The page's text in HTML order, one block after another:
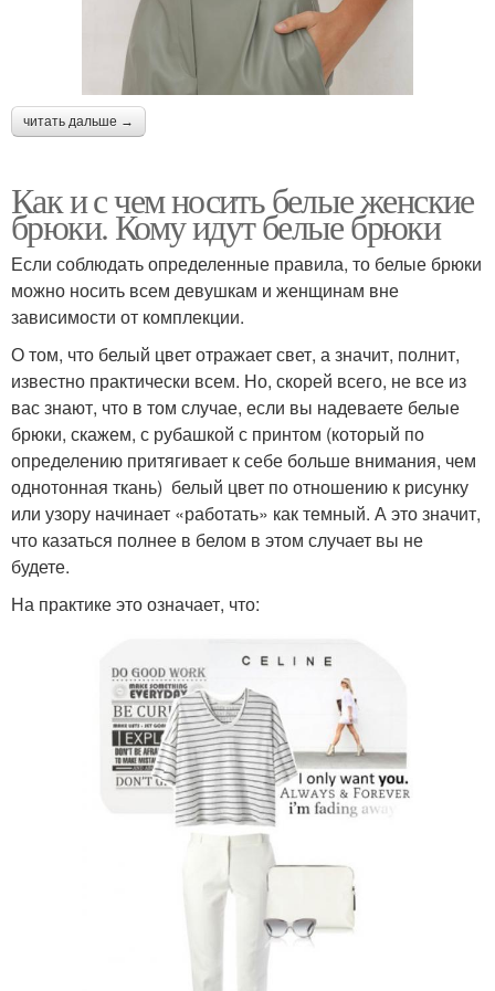
читать дальше →
Как и с чем носить белые женские
брюки. Кому идут белые брюки
Если соблюдать определенные правила, то белые брюки
можно носить всем девушкам и женщинам вне
зависимости от комплекции.
О том, что белый цвет отражает свет, а значит, полнит,
известно практически всем. Но, скорей всего, не все из
вас знают, что в том случае, если вы надеваете белые
брюки, скажем, с рубашкой с принтом (который по
определению притягивает к себе больше внимания, чем
однотонная ткань) белый цвет по отношению к рисунку
или узору начинает «работать» как темный. А это значит,
что казаться полнее в белом в этом случает вы не
будете.
На практике это означает, что: